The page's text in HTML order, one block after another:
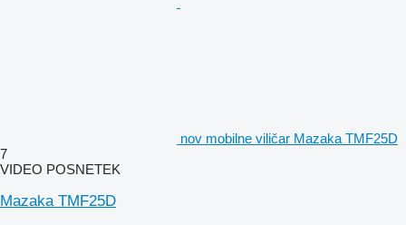
nov mobilne viličar Mazaka TMF25D
7
VIDEO POSNETEK
Mazaka TMF25D